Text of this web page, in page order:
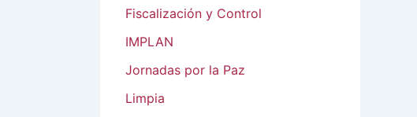
Fiscalización y Control
IMPLAN
Jornadas por la Paz
Limpia